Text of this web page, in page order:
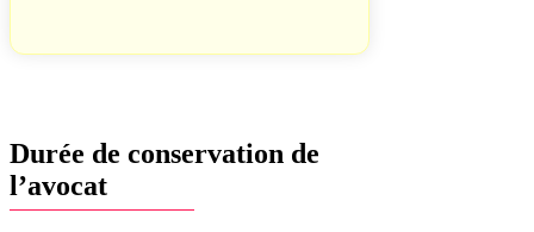
Durée de conservation de
l’avocat